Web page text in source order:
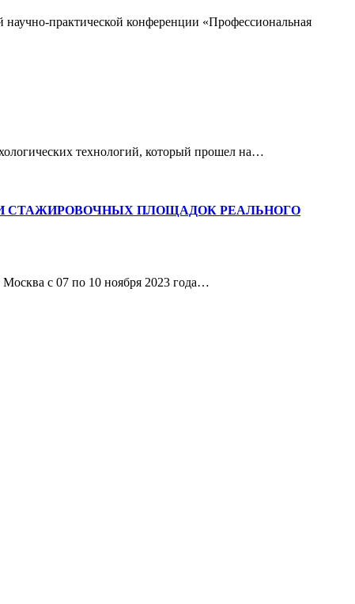
практической конференции «Профессиональная
технологий, который прошел на…
СТАЖИРОВОЧНЫХ ПЛОЩАДОК РЕАЛЬНОГО
с 07 по 10 ноября 2023 года…